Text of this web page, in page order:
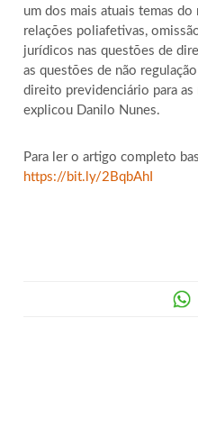
um dos mais atuais temas do
relações poliafetivas,
jurídicos nas questões de
as questões de não
direito previdenciário para as
explicou Danilo Nunes.
Para ler o artigo completo
https://bit.ly/2BqbAhI